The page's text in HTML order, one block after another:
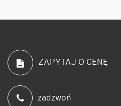
ZAPYTAJ O CENĘ
zadzwoń